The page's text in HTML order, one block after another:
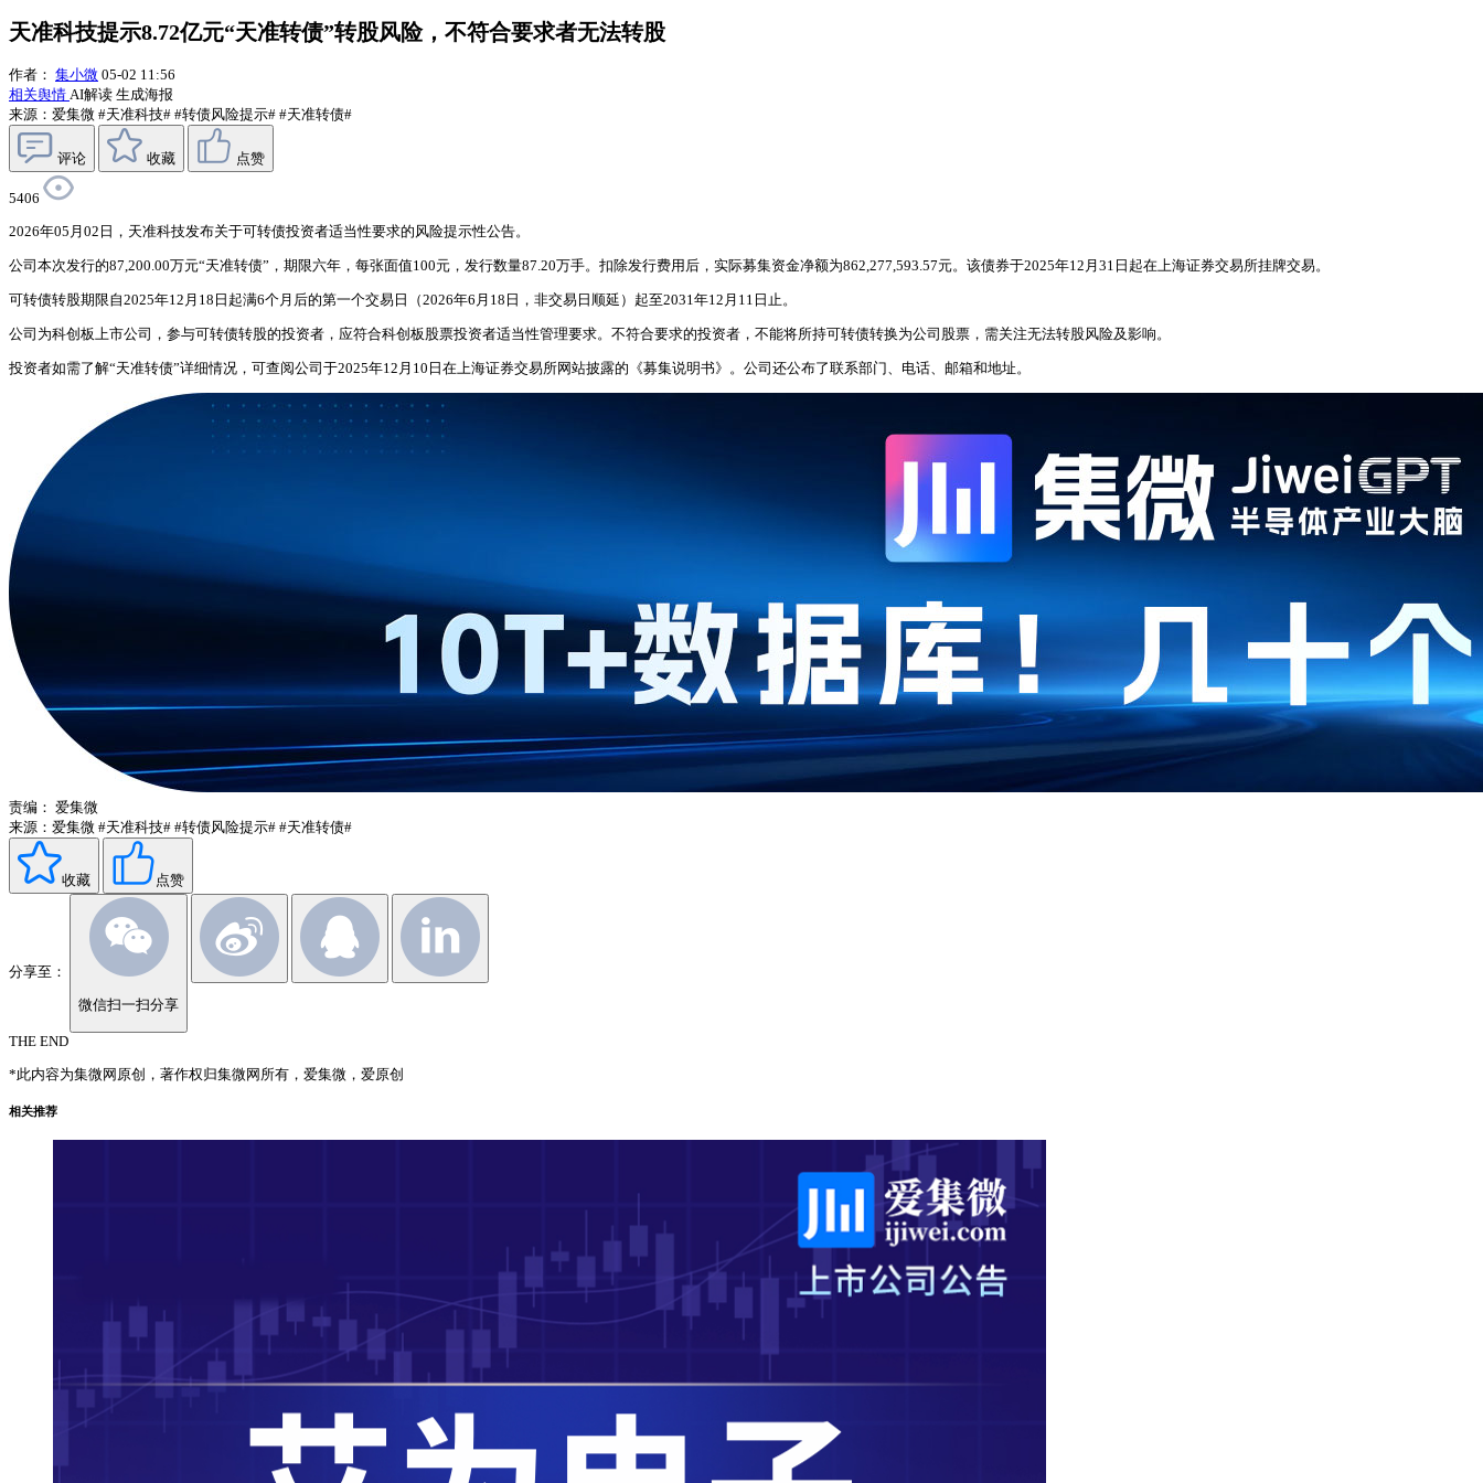
天准科技提示8.72亿元“天准转债”转股风险，不符合要求者无法转股
作者： 集小微 05-02 11:56
相关舆情 AI解读 生成海报
来源：爱集微 #天准科技# #转债风险提示# #天准转债#
评论 收藏 点赞
5406
2026年05月02日，天准科技发布关于可转债投资者适当性要求的风险提示性公告。
公司本次发行的87,200.00万元“天准转债”，期限六年，每张面值100元，发行数量87.20万手。扣除发行费用后，实际募集资金净额为862,277,593.57元。该债券于2025年12月31日起在上海证券交易所挂牌交易。
可转债转股期限自2025年12月18日起满6个月后的第一个交易日（2026年6月18日，非交易日顺延）起至2031年12月11日止。
公司为科创板上市公司，参与可转债转股的投资者，应符合科创板股票投资者适当性管理要求。不符合要求的投资者，不能将所持可转债转换为公司股票，需关注无法转股风险及影响。
投资者如需了解“天准转债”详细情况，可查阅公司于2025年12月10日在上海证券交易所网站披露的《募集说明书》。公司还公布了联系部门、电话、邮箱和地址。
责编： 爱集微
来源：爱集微 #天准科技# #转债风险提示# #天准转债#
收藏 点赞
分享至：
微信扫一扫分享
THE END
*此内容为集微网原创，著作权归集微网所有，爱集微，爱原创
相关推荐